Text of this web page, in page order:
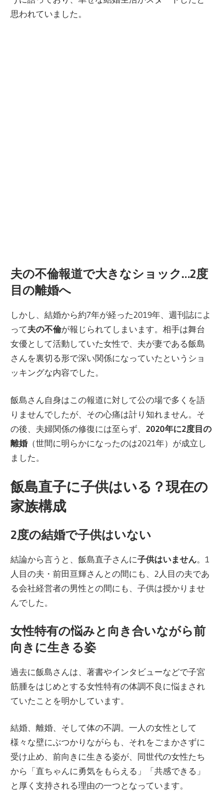
思われていました。
夫の不倫報道で大きなショック…2度
目の離婚へ
しかし、結婚から約7年が経った2019年、週刊誌によ
って夫の不倫が報じられてしまいます。相手は舞台
女優として活動していた女性で、夫が妻である飯島
さんを裏切る形で深い関係になっていたというショ
ッキングな内容でした。
飯島さん自身はこの報道に対して公の場で多くを語
りませんでしたが、その心痛は計り知れません。そ
の後、夫婦関係の修復には至らず、2020年に2度目の
離婚（世間に明らかになったのは2021年）が成立し
ました。
飯島直子に子供はいる？現在の
家族構成
2度の結婚で子供はいない
結論から言うと、飯島直子さんに子供はいません。1
人目の夫・前田亘輝さんとの間にも、2人目の夫であ
る会社経営者の男性との間にも、子供は授かりませ
んでした。
女性特有の悩みと向き合いながら前
向きに生きる姿
過去に飯島さんは、著書やインタビューなどで子宮
筋腫をはじめとする女性特有の体調不良に悩まされ
ていたことを明かしています。
結婚、離婚、そして体の不調。一人の女性として
様々な壁にぶつかりながらも、それをごまかさずに
受け止め、前向きに生きる姿が、同世代の女性たち
から「直ちゃんに勇気をもらえる」「共感できる」
と厚く支持される理由の一つとなっています。